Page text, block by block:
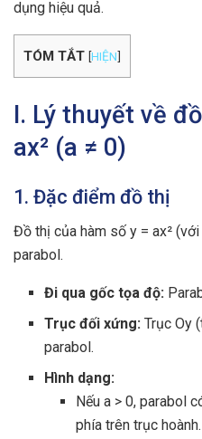
dụng hiệu quả.
TÓM TẮT [HIỆN]
I. Lý thuyết về
ax² (a ≠ 0)
1. Đặc điểm đồ thị
Đồ thị của hàm số y = ax²
parabol.
Đi qua gốc tọa độ:
Trục đối xứng: Trục Oy
parabol.
Hình dạng:
Nếu a > 0, parabol
phía trên trục